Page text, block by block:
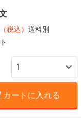
（税込） 送料別
カートに入れる